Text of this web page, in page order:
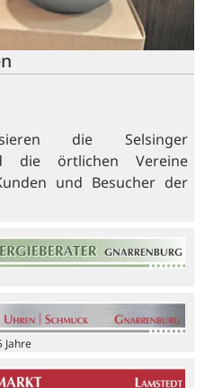
die Selsinger
die örtlichen Vereine
und Besucher der
Jahre